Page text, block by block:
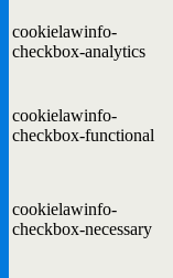
cookielawinfo-
checkbox-analytics
cookielawinfo-
checkbox-functional
cookielawinfo-
checkbox-necessary